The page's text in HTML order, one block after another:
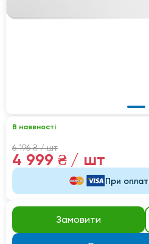
В наявності
6 196 ₴/ шт
4 999 ₴/ шт
При
Замовити